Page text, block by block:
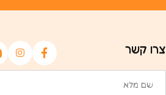
צרו קשר